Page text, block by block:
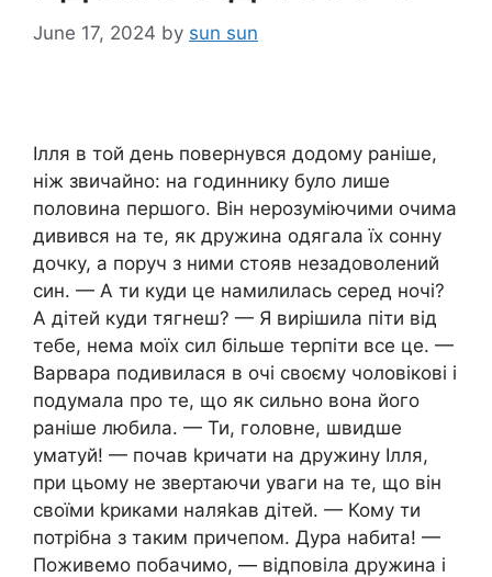
June 17, 2024 by sun sun
Ілля в той день повернувся додому раніше,
ніж звичайно: на годиннику було лише
половина першого. Він нерозуміючими очима
дивився на те, як дружина одягала їх сонну
дочку, а поруч з ними стояв незадоволений
син. — А ти куди це намилилась серед ночі?
А дітей куди тягнеш? — Я вирішила піти від
тебе, нема моїх сил більше терпіти все це. —
Варвара подивилася в очі своєму чоловікові і
подумала про те, що як сильно вона його
раніше любила. — Ти, головне, швидше
уматуй! — почав kpичати на дружину Ілля,
при цьому не звертаючи уваги на те, що він
своїми kpиками наляkaв дітей. — Кому ти
потрібна з таким причепом. Дypa набита! —
Поживемо побачимо, — відповіла дружина і